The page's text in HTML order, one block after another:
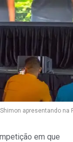
apresentando na
em que